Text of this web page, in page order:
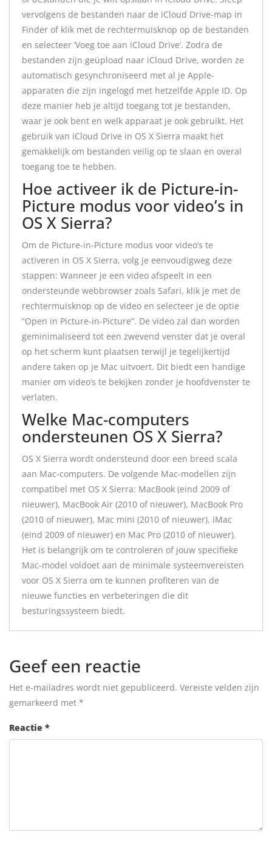
vervolgens de bestanden naar de iCloud Drive-map in
Finder of klik met de rechtermuisknop op de bestanden
en selecteer ‘Voeg toe aan iCloud Drive’. Zodra de
bestanden zijn geüpload naar iCloud Drive, worden ze
automatisch gesynchroniseerd met al je Apple-
apparaten die zijn ingelogd met hetzelfde Apple ID. Op
deze manier heb je altijd toegang tot je bestanden,
waar je ook bent en welk apparaat je ook gebruikt. Het
gebruik van iCloud Drive in OS X Sierra maakt het
gemakkelijk om bestanden veilig op te slaan en overal
toegang toe te hebben.
Hoe activeer ik de Picture-in-
Picture modus voor video’s in
OS X Sierra?
Om de Picture-in-Picture modus voor video’s te
activeren in OS X Sierra, volg je eenvoudigweg deze
stappen: Wanneer je een video afspeelt in een
ondersteunde webbrowser zoals Safari, klik je met de
rechtermuisknop op de video en selecteer je de optie
“Open in Picture-in-Picture”. De video zal dan worden
geminimaliseerd tot een zwevend venster dat je overal
op het scherm kunt plaatsen terwijl je tegelijkertijd
andere taken op je Mac uitvoert. Dit biedt een handige
manier om video’s te bekijken zonder je hoofdvenster te
verlaten.
Welke Mac-computers
ondersteunen OS X Sierra?
OS X Sierra wordt ondersteund door een breed scala
aan Mac-computers. De volgende Mac-modellen zijn
compatibel met OS X Sierra: MacBook (eind 2009 of
nieuwer), MacBook Air (2010 of nieuwer), MacBook Pro
(2010 of nieuwer), Mac mini (2010 of nieuwer), iMac
(eind 2009 of nieuwer) en Mac Pro (2010 of nieuwer).
Het is belangrijk om te controleren of jouw specifieke
Mac-model voldoet aan de minimale systeemvereisten
voor OS X Sierra om te kunnen profiteren van de
nieuwe functies en verbeteringen die dit
besturingssysteem biedt.
Geef een reactie
Het e-mailadres wordt niet gepubliceerd. Vereiste velden zijn
gemarkeerd met *
Reactie *